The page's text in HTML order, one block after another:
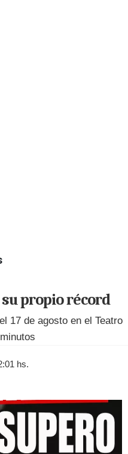
propio récord
17 de agosto en el Teatro
hs.